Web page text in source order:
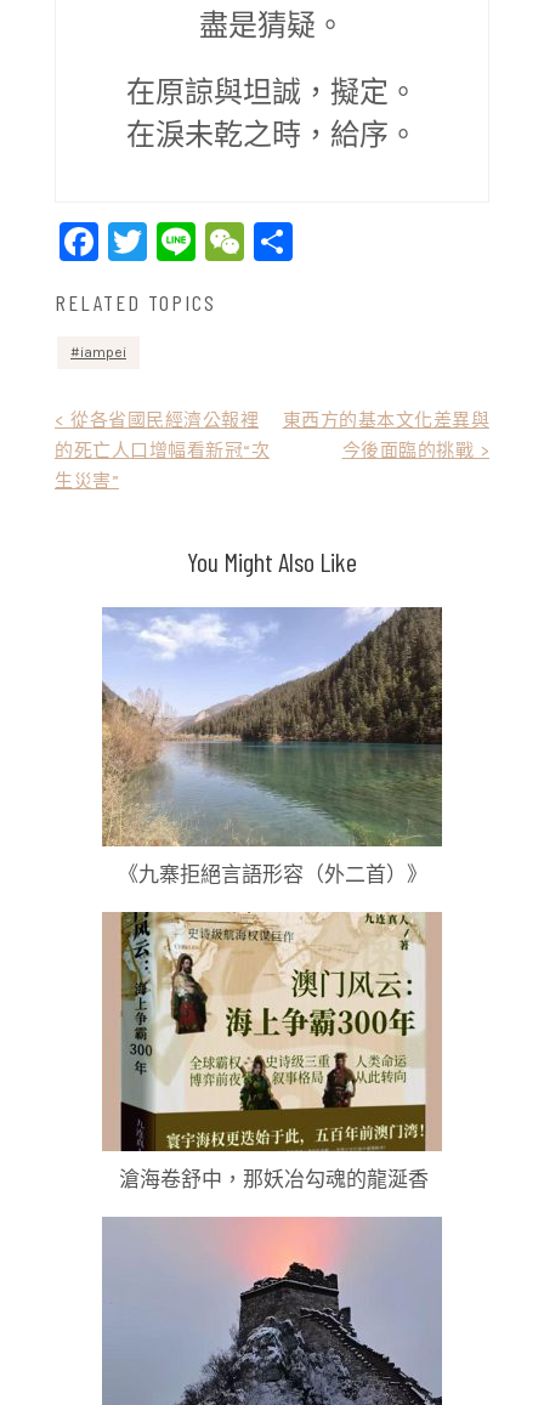
盡是猜疑。
在原諒與坦誠，擬定。
在淚未乾之時，給序。
Facebook
Twitter
LineWeChat
RELATED TOPICS
iampei
< 從各省國民經濟公報裡
的死亡人口增幅看新冠“次
生災害”
東西方的基本文化差異與
今後面臨的挑戰 >
You Might Also Like
《九寨拒絕言語形容（外二首）》
滄海卷舒中，那妖冶勾魂的龍涎香